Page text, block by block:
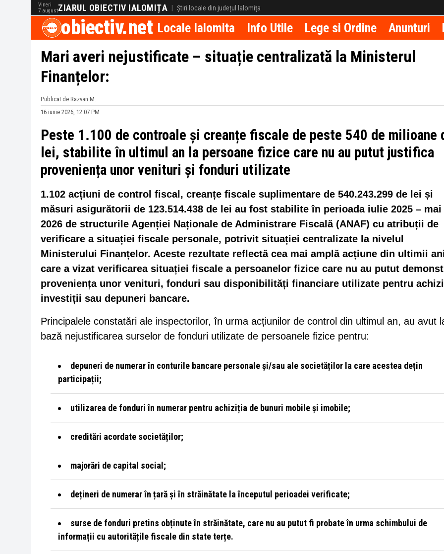
Vineri
7 augustZIARUL OBIECTIV IALOMIȚA | Știri locale din județul Ialomița
obiectiv.net Locale Ialomita Info Utile Lege si Ordine Anunturi
Mari averi nejustificate – situație centralizată la Ministerul
Finanțelor:
Publicat de Razvan M.
16 iunie 2026, 12:07 PM
Peste 1.100 de controale și creanțe fiscale de peste 540 de milioane
lei, stabilite în ultimul an la persoane fizice care nu au putut justifica
proveniența unor venituri și fonduri utilizate
1.102 acțiuni de control fiscal, creanțe fiscale suplimentare de 540.243.299 de lei și
măsuri asigurătorii de 123.514.438 de lei au fost stabilite în perioada iulie 2025 – mai
2026 de structurile Agenției Naționale de Administrare Fiscală (ANAF) cu atribuții de
verificare a situației fiscale personale, potrivit situației centralizate la nivelul
Ministerului Finanțelor. Aceste rezultate reflectă cea mai amplă acțiune din ultimii
care a vizat verificarea situației fiscale a persoanelor fizice care nu au putut
proveniența unor venituri, fonduri sau disponibilități financiare utilizate pentru
investiții sau depuneri bancare.
Principalele constatări ale inspectorilor, în urma acțiunilor de control din ultimul an, au avut
bază nejustificarea surselor de fonduri utilizate de persoanele fizice pentru:
depuneri de numerar în conturile bancare personale și/sau ale societăților la care acestea dețin
participații;
utilizarea de fonduri în numerar pentru achiziția de bunuri mobile și imobile;
creditări acordate societăților;
majorări de capital social;
dețineri de numerar în țară și în străinătate la începutul perioadei verificate;
surse de fonduri pretins obținute în străinătate, care nu au putut fi probate în urma schimbului de
informații cu autoritățile fiscale din state terțe.